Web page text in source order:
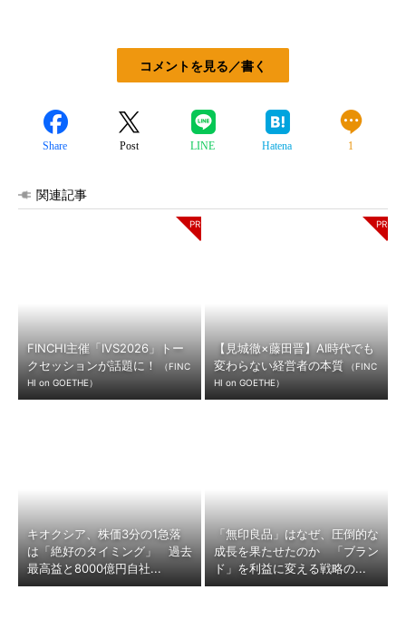
コメントを見る／書く
Share Post LINE Hatena 1
関連記事
FINCHI主催「IVS2026」トー
クセッションが話題に！
（FINC
HI on GOETHE）
【見城徹×藤田晋】AI時代でも
変わらない経営者の本質
（FINC
HI on GOETHE）
キオクシア、株価3分の1急落
は「絶好のタイミング」 過去
最高益と8000億円自社...
「無印良品」はなぜ、圧倒的な
成長を果たせたのか 「ブラン
ド」を利益に変える戦略の...